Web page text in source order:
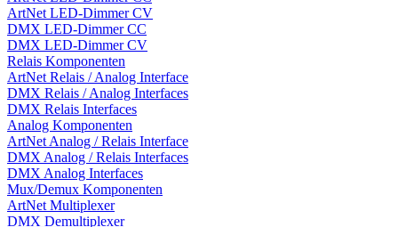
ArtNet LED-Dimmer CV
DMX LED-Dimmer CC
DMX LED-Dimmer CV
Relais Komponenten
ArtNet Relais / Analog Interface
DMX Relais / Analog Interfaces
DMX Relais Interfaces
Analog Komponenten
ArtNet Analog / Relais Interface
DMX Analog / Relais Interfaces
DMX Analog Interfaces
Mux/Demux Komponenten
ArtNet Multiplexer
DMX Demultiplexer